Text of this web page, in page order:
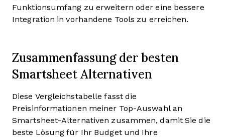
Funktionsumfang zu erweitern oder eine bessere
Integration in vorhandene Tools zu erreichen.
Zusammenfassung der besten
Smartsheet Alternativen
Diese Vergleichstabelle fasst die
Preisinformationen meiner Top-Auswahl an
Smartsheet-Alternativen zusammen, damit Sie die
beste Lösung für Ihr Budget und Ihre